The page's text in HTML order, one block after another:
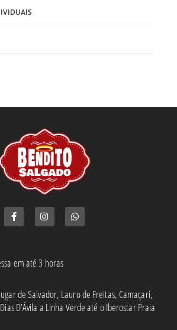
em até 3 horas​
de Salvador, Lauro de Freitas, Camaçari,
D’Ávila a Linha Verde até o Iberostar Praia